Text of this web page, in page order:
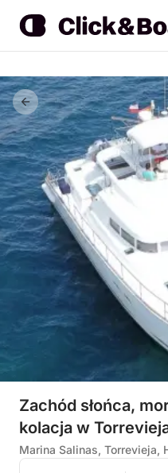
Zachód słońca,
kolacja w
Marina Salinas, Torrevieja,